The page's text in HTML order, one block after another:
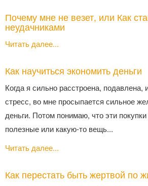
Почему мне не везет, или Как
неудачниками
Читать далее...
Как научиться экономить деньги
Когда я сильно расстроена,
стресс, во мне просыпается сильное
деньги. Потом понимаю, что эти покупки
полезные или какую-то вещь...
Читать далее...
Как перестать быть жертвой по